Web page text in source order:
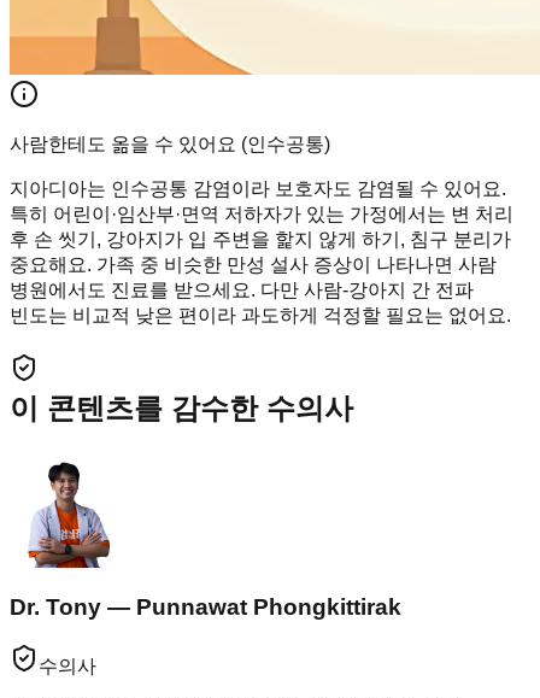
사람한테도 옮을 수 있어요 (인수공통)
지아디아는 인수공통 감염이라 보호자도 감염될 수 있어요.
특히 어린이·임산부·면역 저하자가 있는 가정에서는 변 처리
후 손 씻기, 강아지가 입 주변을 핥지 않게 하기, 침구 분리가
중요해요. 가족 중 비슷한 만성 설사 증상이 나타나면 사람
병원에서도 진료를 받으세요. 다만 사람-강아지 간 전파
빈도는 비교적 낮은 편이라 과도하게 걱정할 필요는 없어요.
이 콘텐츠를 감수한 수의사
Dr. Tony — Punnawat Phongkittirak
수의사